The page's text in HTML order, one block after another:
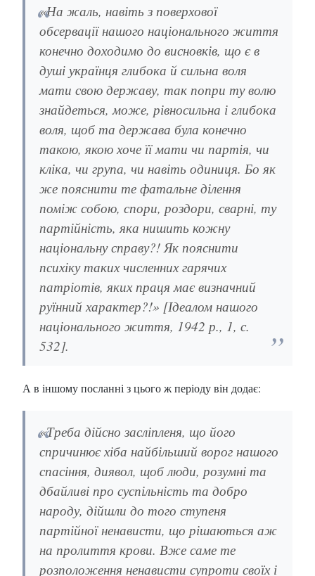
«На жаль, навіть з поверхової
обсервації нашого національного життя
конечно доходимо до висновків, що є в
душі українця глибока й сильна воля
мати свою державу, так попри ту волю
знайдеться, може, рівносильна і глибока
воля, щоб та держава була конечно
такою, якою хоче її мати чи партія, чи
кліка, чи група, чи навіть одиниця. Бо як
же пояснити те фатальне ділення
поміж собою, спори, роздори, сварні, ту
партійність, яка нишить кожну
національну справу?! Як пояснити
психіку таких численних гарячих
патріотів, яких праця має визначний
руїнний характер?!» [Ідеалом нашого
національного життя, 1942 р., 1, с.
532].
А в іншому посланні з цього ж періоду він додає:
«Треба дійсно засліпленя, що його
спричинює хіба найбільший ворог нашого
спасіння, диявол, щоб люди, розумні та
дбайливі про суспільність та добро
народу, дійшли до того ступеня
партійної ненависти, що рішаються аж
на пролиття крови. Вже саме те
розположення ненависти супроти своїх і